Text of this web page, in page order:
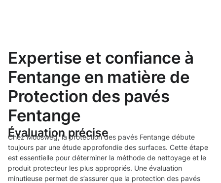
Expertise et confiance à
Fentange en matière de
Protection des pavés
Fentange
Évaluation précise
Chez Moosweg, la protection des pavés Fentange débute
toujours par une étude approfondie des surfaces. Cette étape
est essentielle pour déterminer la méthode de nettoyage et le
produit protecteur les plus appropriés. Une évaluation
minutieuse permet de s’assurer que la protection des pavés